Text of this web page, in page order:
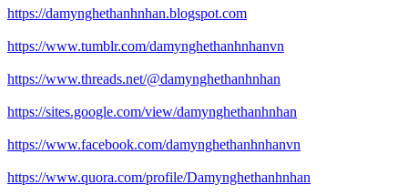
https://damynghethanhnhan.blogspot.com
https://www.tumblr.com/damynghethanhnhanvn
https://www.threads.net/@damynghethanhnhan
https://sites.google.com/view/damynghethanhnhan
https://www.facebook.com/damynghethanhnhanvn
https://www.quora.com/profile/Damynghethanhnhan